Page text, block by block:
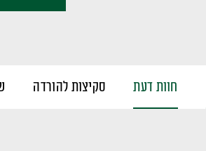
חוות דעת סקיצות להורדה